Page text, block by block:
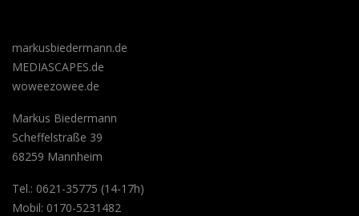
markusbiedermann.de
MEDIASCAPES.de
woweezowee.de
Markus Biedermann
Scheffelstraße 39
68259 Mannheim
Tel.: 0621-35775 (14-17h)
Mobil: 0170-5231482